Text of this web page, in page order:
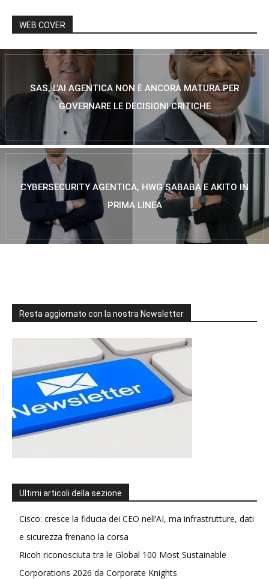
WEB COVER
SAS, L’AI AGENTICA NON È ANCORA MATURA PER
GOVERNARE LE DECISIONI CRITICHE
CYBERSECURITY AGENTICA, HWG SABABA E AKITO IN
PRIMA LINEA
Resta aggiornato con la nostra Newsletter
Ultimi articoli della sezione
Cisco: cresce la fiducia dei CEO nell’AI, ma infrastrutture, dati
e sicurezza frenano la corsa
Ricoh riconosciuta tra le Global 100 Most Sustainable
Corporations 2026 da Corporate Knights